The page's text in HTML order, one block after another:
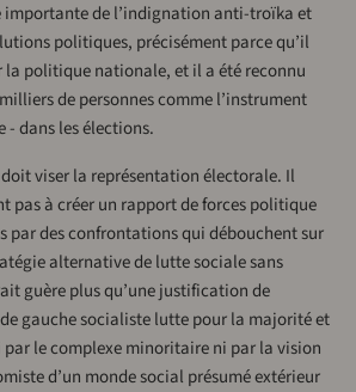
importante de l’indignation anti-troïka et
politiques, précisément parce qu’il
politique nationale, et il a été reconnu
de personnes comme l’instrument
- dans les élections.
viser la représentation électorale. Il
pas à créer un rapport de forces politique
par des confrontations qui débouchent sur
alternative de lutte sociale sans
guère plus qu’une justification de
gauche socialiste lutte pour la majorité et
par le complexe minoritaire ni par la vision
d’un monde social présumé extérieur